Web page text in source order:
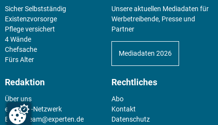
Sicher Selbstständig
Existenz­vorsorge
Pflege versichert
4 Wände
Chefsache
Fürs Alter
Unsere aktuellen Mediadaten für
Werbetreibende, Presse und
Partner
Mediadaten 2026
Redaktion
Über uns
experten-Netzwerk
E-Mail:
team@experten.de
Rechtliches
Abo
Kontakt
Datenschutz